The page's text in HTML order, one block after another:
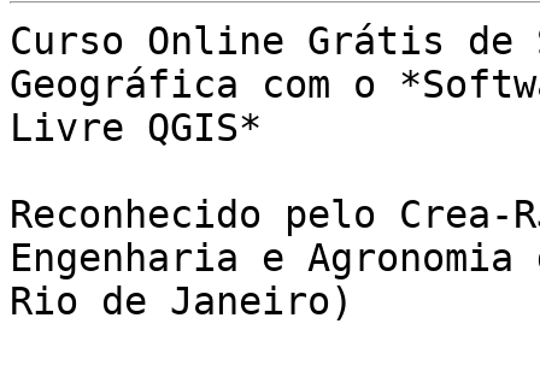
Curso Online Grátis de
Geográfica com o
Livre QGIS*
Reconhecido pelo Crea-
Engenharia e Agronomia
Rio de Janeiro)